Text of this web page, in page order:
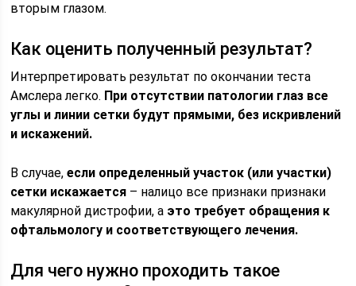
вторым глазом.
Как оценить полученный результат?
Интерпретировать результат по окончании теста
Амслера легко. При отсутствии патологии глаз все
углы и линии сетки будут прямыми, без искривлений
и искажений.
В случае,если определенный участок (или участки)
сетки искажается – налицо все признаки признаки
макулярной дистрофии, а это требует обращения к
офтальмологу и соответствующего лечения.
Для чего нужно проходить такое